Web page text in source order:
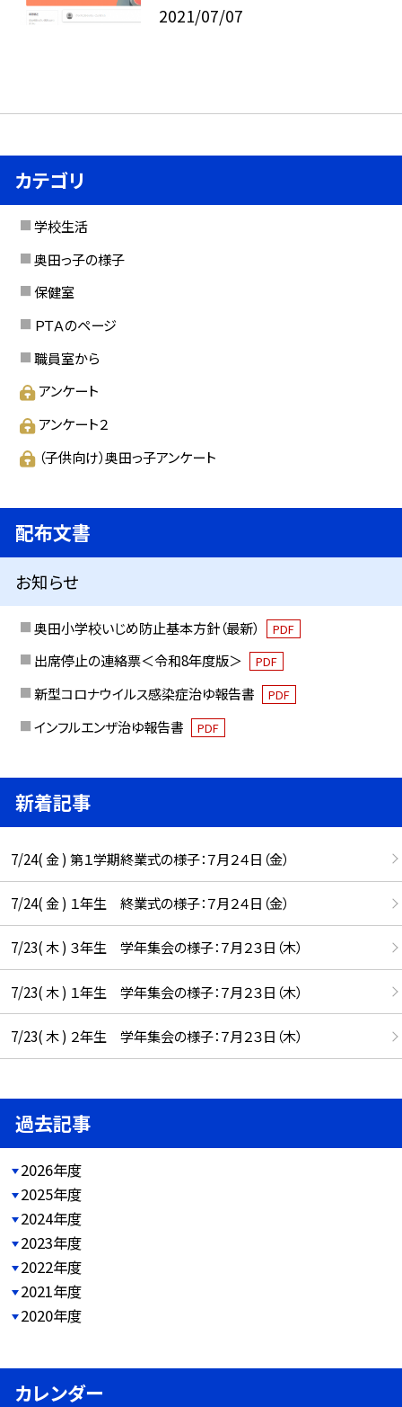
2021/07/07
カテゴリ
学校生活
奥田っ子の様子
保健室
ＰＴＡのページ
職員室から
アンケート
アンケート２
（子供向け）奥田っ子アンケート
配布文書
お知らせ
奥田小学校いじめ防止基本方針（最新） PDF
出席停止の連絡票＜令和8年度版＞ PDF
新型コロナウイルス感染症治ゆ報告書 PDF
インフルエンザ治ゆ報告書 PDF
新着記事
7/24( 金 ) 第１学期終業式の様子：７月２４日（金）
7/24( 金 ) １年生 終業式の様子：７月２４日（金）
7/23( 木 ) ３年生 学年集会の様子：７月２３日（木）
7/23( 木 ) １年生 学年集会の様子：７月２３日（木）
7/23( 木 ) ２年生 学年集会の様子：７月２３日（木）
過去記事
2026年度
2025年度
2024年度
2023年度
2022年度
2021年度
2020年度
カレンダー